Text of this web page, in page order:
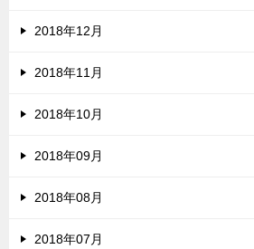
2018年12月
2018年11月
2018年10月
2018年09月
2018年08月
2018年07月